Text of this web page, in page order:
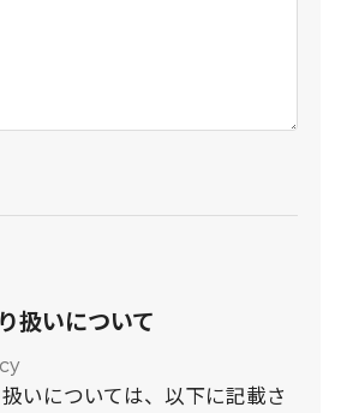
扱いについて
いについては、以下に記載さ